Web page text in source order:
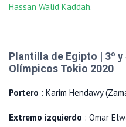
Hassan Walid Kaddah.
Plantilla de Egipto | 3º
Olímpicos Tokio 2020
Portero : Karim Hendawy
Extremo izquierdo : Omar